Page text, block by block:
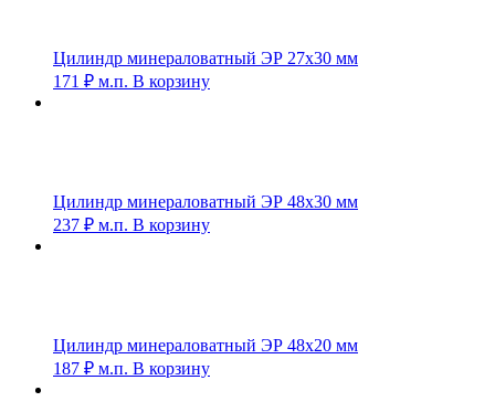
Цилиндр минераловатный ЭР 27х30 мм
171 ₽ м.п. В корзину
Цилиндр минераловатный ЭР 48х30 мм
237 ₽ м.п. В корзину
Цилиндр минераловатный ЭР 48х20 мм
187 ₽ м.п. В корзину